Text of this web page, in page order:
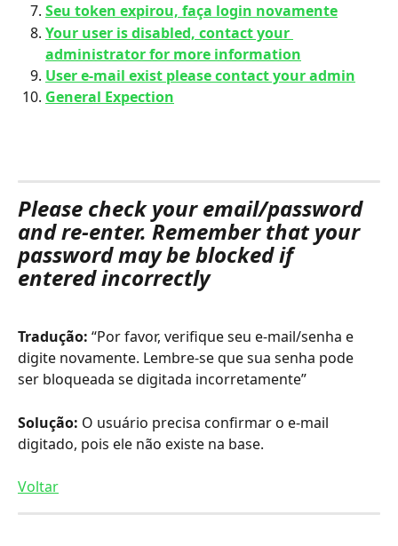
Seu token expirou, faça login novamente
Your user is disabled, contact your
administrator for more information
User e-mail exist please contact your admin
General Expection
Please check your email/password
and re-enter. Remember that your
password may be blocked if
entered incorrectly
Tradução: “Por favor, verifique seu e-mail/senha e
digite novamente. Lembre-se que sua senha pode
ser bloqueada se digitada incorretamente”
Solução: O usuário precisa confirmar o e-mail
digitado, pois ele não existe na base.
Voltar